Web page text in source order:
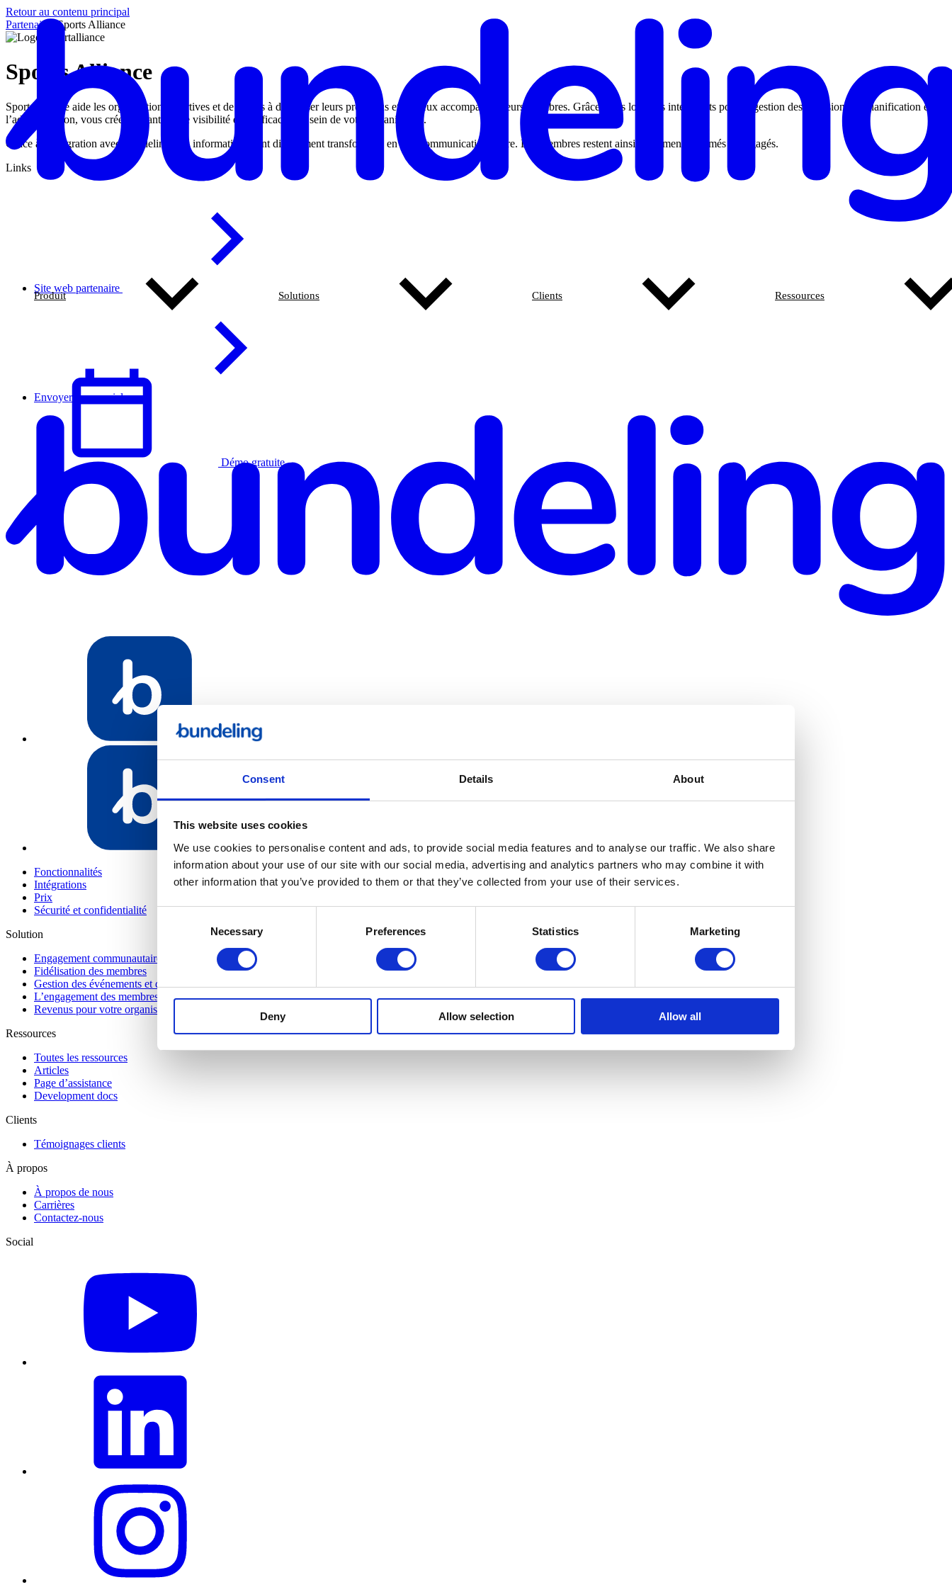
Consent Details About
This website uses cookies
We use cookies to personalise content and ads, to provide social media features and to analyse our traffic. We also share
information about your use of our site with our social media, advertising and analytics partners who may combine it with
other information that you’ve provided to them or that they’ve collected from your use of their services.
Necessary Preferences Statistics Marketing
Deny Allow selection Allow all
Retour au contenu principal
Produit Solutions Clients Ressources
Démo gratuite
Français
Partenaires Sports Alliance
Sports Alliance
Sport Alliance aide les organisations sportives et de fitness à digitaliser leurs processus et à mieux accompagner leurs membres. Grâce à des logiciels intelligents pour la gestion des adhésions, la planification et
l’administration, vous créez davantage de visibilité et d’efficacité au sein de votre organisation.
Grâce à l’intégration avec Bundeling, ces informations sont directement transformées en une communication claire. Les membres restent ainsi facilement informés et engagés.
Links
Site web partenaire
Envoyer un courriel
Bundeling Sports
Bundeling Membres
Fonctionnalités
Intégrations
Prix
Sécurité et confidentialité
Solution
Engagement communautaire
Fidélisation des membres
Gestion des événements et des matchs
L’engagement des membres
Revenus pour votre organisation
Ressources
Toutes les ressources
Articles
Page d’assistance
Development docs
Clients
Témoignages clients
À propos
À propos de nous
Carrières
Contactez-nous
Social